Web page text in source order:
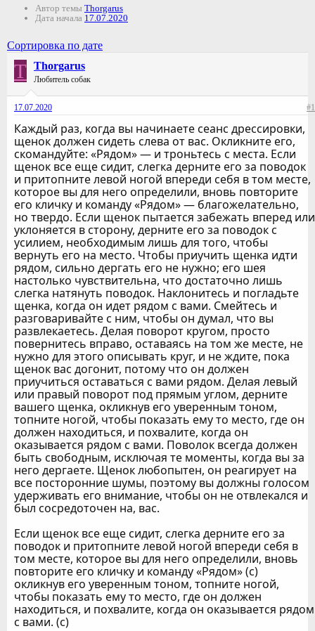
Автор темы Thorgarus
Дата начала 17.07.2020
Сортировка по дате
T Thorgarus
Любитель собак
17.07.2020 #1
Каждый раз, когда вы начинаете сеанс дрессировки,
щенок должен сидеть слева от вас. Окликните его,
скомандуйте: «Рядом» — и троньтесь с места. Если
щенок все еще сидит, слегка дерните его за поводок
и притопните левой ногой впереди себя в том месте,
которое вы для него определили, вновь повторите
его кличку и команду «Рядом» — благожелательно,
но твердо. Если щенок пытается забежать вперед или
уклоняется в сторону, дерните его за поводок с
усилием, необходимым лишь для того, чтобы
вернуть его на место. Чтобы приучить щенка идти
рядом, сильно дергать его не нужно; его шея
настолько чувствительна, что достаточно лишь
слегка натянуть поводок. Наклонитесь и погладьте
щенка, когда он идет рядом с вами. Смейтесь и
разговаривайте с ним, чтобы он думал, что вы
развлекаетесь. Делая поворот кругом, просто
повернитесь вправо, оставаясь на том же месте, не
нужно для этого описывать круг, и не ждите, пока
щенок вас догонит, потому что он должен
приучиться оставаться с вами рядом. Делая левый
или правый поворот под прямым углом, дерните
вашего щенка, окликнув его уверенным тоном,
топните ногой, чтобы показать ему то место, где он
должен находиться, и похвалите, когда он
оказывается рядом с вами. Поволок всегда должен
быть свободным, исключая те моменты, когда вы за
него дергаете. Щенок любопытен, он реагирует на
все посторонние шумы, поэтому вы должны голосом
удерживать его внимание, чтобы он не отвлекался и
был сосредоточен на, вас.
Если щенок все еще сидит, слегка дерните его за
поводок и притопните левой ногой впереди себя в
том месте, которое вы для него определили, вновь
повторите его кличку и команду «Рядом» (с)
окликнув его уверенным тоном, топните ногой,
чтобы показать ему то место, где он должен
находиться, и похвалите, когда он оказывается рядом
с вами. (с)